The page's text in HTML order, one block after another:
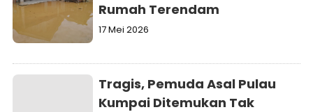
Rumah Terendam
17 Mei 2026
Tragis, Pemuda Asal Pulau
Kumpai Ditemukan Tak